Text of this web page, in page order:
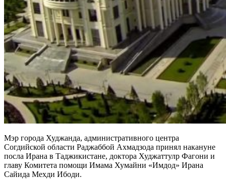
Мэр города Худжанда, административного центра
Согдийской области Раджаббой Ахмадзода принял накануне
посла Ирана в Таджикистане, доктора Худжаттулр Фагони и
главу Комитета помощи Имама Хумайни «Имдод» Ирана
Сайида Мехди Ибоди.